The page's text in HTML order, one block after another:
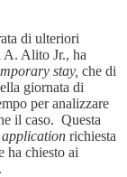
di ulteriori
A. Alito Jr., ha
stay, che di
giornata di
per analizzare
il caso. Questa
application richiesta
ha chiesto ai